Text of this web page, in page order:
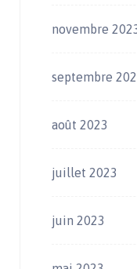
novembre
septembre
août 2023
juillet 2023
juin 2023